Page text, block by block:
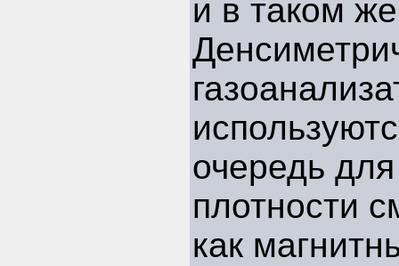
и в таком
очередь
плотности
как